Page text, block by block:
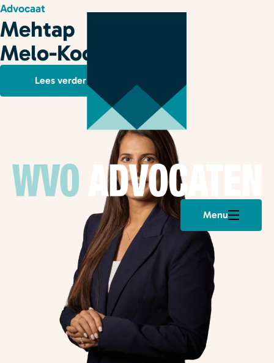
Menu
Onze specialisaties
Kennisbank
Plan een afspraak
Advocaat
Mehtap
Melo-Kocyigit
Lees verder